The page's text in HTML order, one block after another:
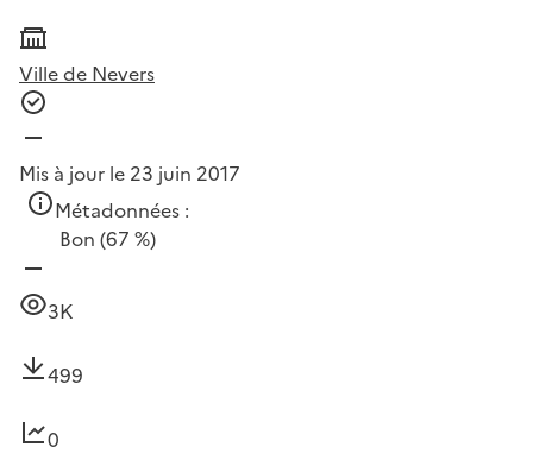
Ville de Nevers
Mis à jour le 23 juin 2017
Métadonnées :
Bon (67 %)
3K
499
0